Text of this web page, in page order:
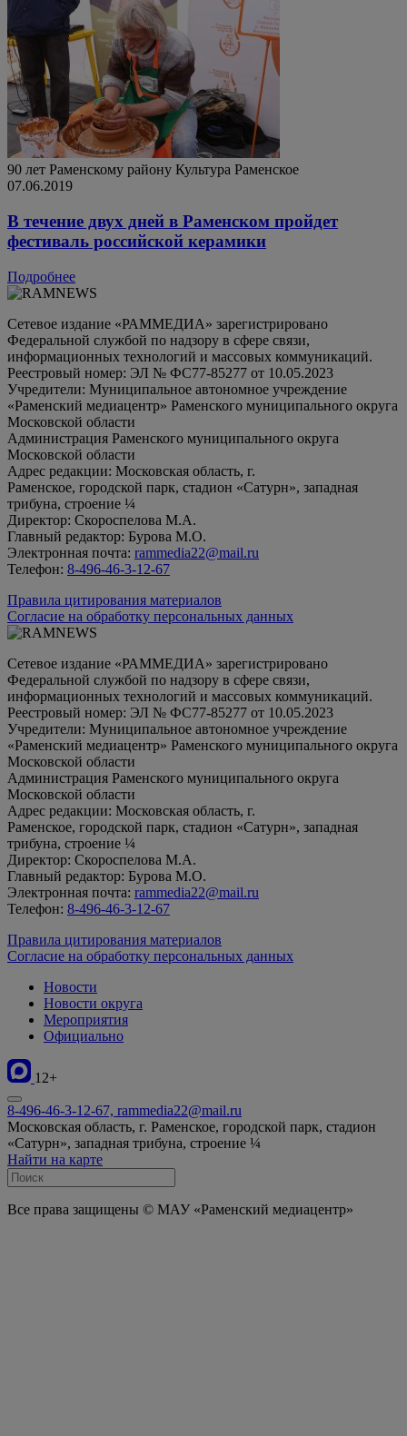
90 лет Раменскому району Культура Раменское
07.06.2019
В течение двух дней в Раменском пройдет
фестиваль российской керамики
Подробнее
Сетевое издание «РАММЕДИА» зарегистрировано
Федеральной службой по надзору в сфере связи,
информационных технологий и массовых коммуникаций.
Реестровый номер: ЭЛ № ФС77-85277 от 10.05.2023
Учредители: Муниципальное автономное учреждение
«Раменский медиацентр» Раменского муниципального округа
Московской области
Администрация Раменского муниципального округа
Московской области
Адрес редакции: Московская область, г.
Раменское, городской парк, стадион «Сатурн», западная
трибуна, строение ¼
Директор: Скороспелова М.А.
Главный редактор: Бурова М.О.
Электронная почта: rammedia22@mail.ru
Телефон: 8-496-46-3-12-67
Правила цитирования материалов
Согласие на обработку персональных данных
Сетевое издание «РАММЕДИА» зарегистрировано
Федеральной службой по надзору в сфере связи,
информационных технологий и массовых коммуникаций.
Реестровый номер: ЭЛ № ФС77-85277 от 10.05.2023
Учредители: Муниципальное автономное учреждение
«Раменский медиацентр» Раменского муниципального округа
Московской области
Администрация Раменского муниципального округа
Московской области
Адрес редакции: Московская область, г.
Раменское, городской парк, стадион «Сатурн», западная
трибуна, строение ¼
Директор: Скороспелова М.А.
Главный редактор: Бурова М.О.
Электронная почта: rammedia22@mail.ru
Телефон: 8-496-46-3-12-67
Правила цитирования материалов
Согласие на обработку персональных данных
Новости
Новости округа
Мероприятия
Официально
12+
8-496-46-3-12-67, rammedia22@mail.ru
Московская область, г. Раменское, городской парк, стадион
«Сатурн», западная трибуна, строение ¼
Найти на карте
Все права защищены © МАУ «Раменский медиацентр»